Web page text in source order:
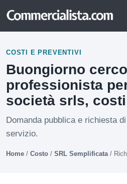
COSTI E PREVENTIVI
Buongiorno
professionista
società srls,
Domanda pubblica e richiesta
servizio.
Home / Costo / SRL Semplificata/